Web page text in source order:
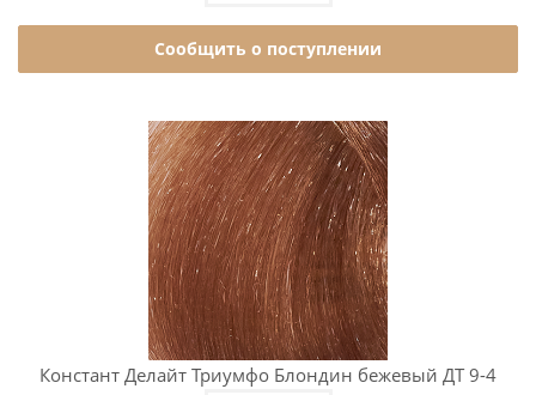
Сообщить о поступлении
Констант Делайт Триумфо Блондин бежевый ДТ 9-4